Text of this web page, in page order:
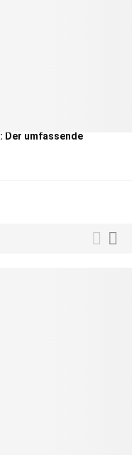
Der umfassende